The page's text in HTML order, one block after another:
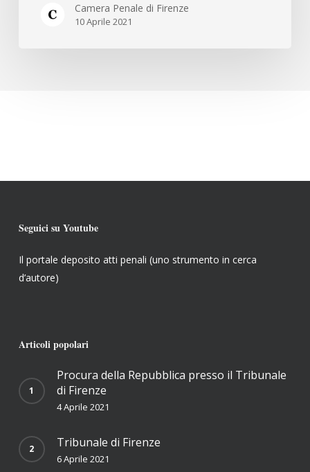
Camera Penale di Firenze
10 Aprile 2021
Seguici su Youtube
Il portale deposito atti penali (uno strumento in cerca
d’autore)
Articoli popolari
Procura della Repubblica presso il Tribunale
di Firenze
4 Aprile 2021
Tribunale di Firenze
6 Aprile 2021